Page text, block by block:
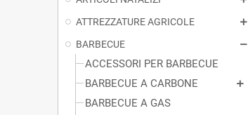
ATTREZZATURE AGRICOLE
BARBECUE
ACCESSORI PER BARBECUE
BARBECUE A CARBONE
BARBECUE A GAS